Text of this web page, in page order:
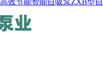
高效节能智能自吸泵ZXB型